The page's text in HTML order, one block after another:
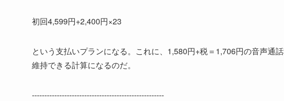
初回4,599円+2,400円×23
という支払いプランになる。これに、1,580円+税＝1,706円の音声通
維持できる計算になるのだ。
-----------------------------------------------------